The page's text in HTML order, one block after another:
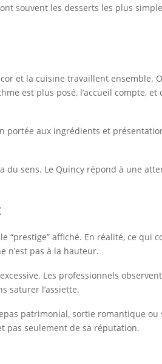
souvent les desserts les plus
et la cuisine travaillent ensemble.
est plus posé, l’accueil compte, et
portée aux ingrédients et
du sens. Le Quincy répond à une
“prestige” affiché. En réalité, ce qui
n’est pas à la hauteur.
Les professionnels observent
saturer l’assiette.
patrimonial, sortie romantique ou
pas seulement de sa réputation.